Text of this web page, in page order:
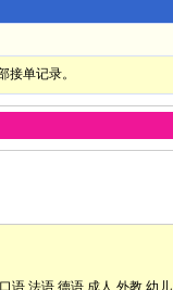
单记录。
语 法语 德语 成人 外教 幼儿